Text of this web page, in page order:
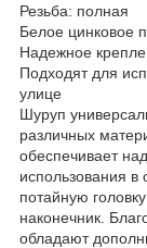
Резьба: полная
Белое цинковое
Надежное
Подходят для
улице
Шуруп
различных
обеспечивает
использования
потайную
наконечник.
обладают